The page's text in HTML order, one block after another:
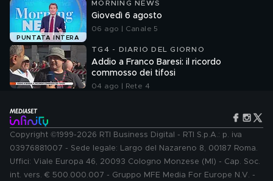
PUNTATA INTERA
MORNING NEWS
Giovedì 6 agosto
06 ago | Canale 5
TG4 - DIARIO DEL GIORNO
Addio a Franco Baresi: il ricordo
commosso dei tifosi
04 ago | Rete 4
Copyright ©1999-2026 RTI Business Digital - RTI S.p.A.: p. iva
03976881007 - Sede legale: Largo del Nazareno 8, 00187 Roma.
Uffici: Viale Europa 46, 20093 Cologno Monzese (MI) - Cap. Soc.
int. vers. € 500.000.007 - Gruppo MFE Media For Europe N.V. -